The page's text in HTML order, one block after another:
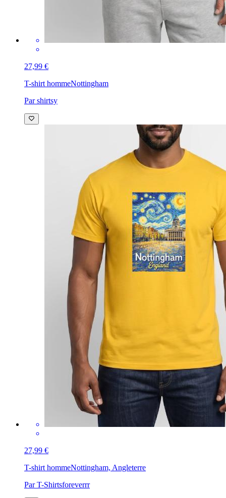
27,99 €
T-shirt hommeNottingham
Par shirtsy
27,99 €
T-shirt hommeNottingham, Angleterre
Par T-Shirtsforeverrr